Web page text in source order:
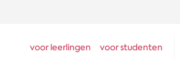
voor leerlingen voor studenten